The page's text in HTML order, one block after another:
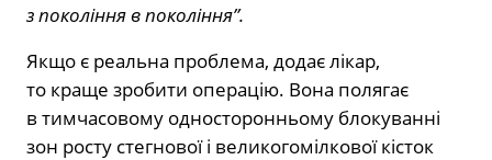
з покоління в покоління”.
Якщо є реальна проблема, додає лікар,
то краще зробити операцію. Вона полягає
в тимчасовому односторонньому блокуванні
зон росту стегнової і великогомілкової кісток